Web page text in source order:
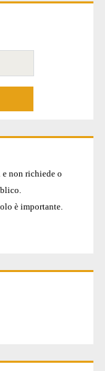
non richiede o
è importante.